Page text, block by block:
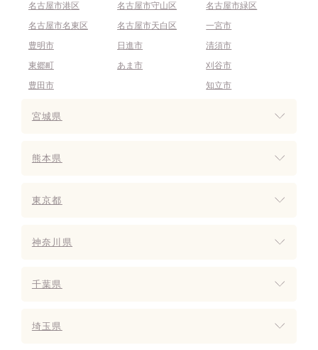
名古屋市港区
名古屋市守山区
名古屋市緑区
名古屋市名東区
名古屋市天白区
一宮市
豊明市
日進市
清須市
東郷町
あま市
刈谷市
豊田市
知立市
宮城県
熊本県
東京都
神奈川県
千葉県
埼玉県